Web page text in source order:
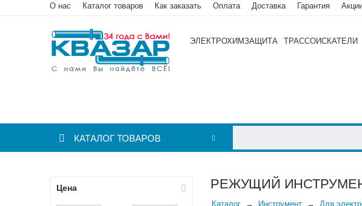
О нас Каталог товаров Как заказать Оплата Доставка Гарантия
ЭЛЕКТРОХИМЗАЩИТА ТРАССОИСКАТЕЛИ
КАТАЛОГ ТОВАРОВ
Цена РЕЖУЩИЙ
Каталог Инструмент Для